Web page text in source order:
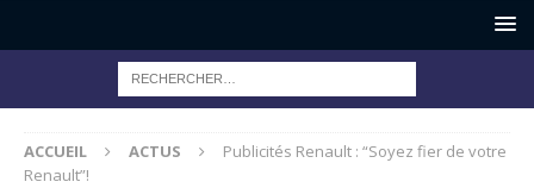
ACCUEIL ACTUS
Publicités Renault : “Soyez fier de votre
Renault”!